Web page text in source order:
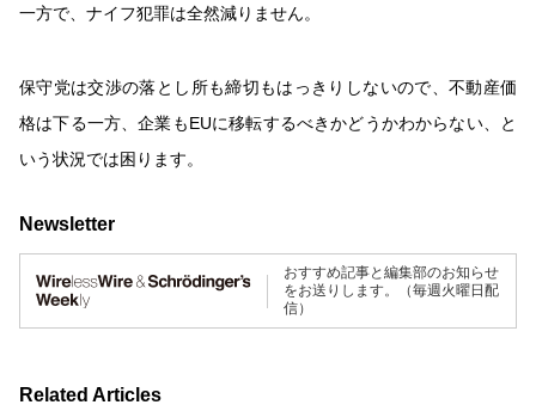
一方で、ナイフ犯罪は全然減りません。
保守党は交渉の落とし所も締切もはっきりしないので、不動産価
格は下る一方、企業もEUに移転するべきかどうかわからない、と
いう状況では困ります。
Newsletter
おすすめ記事と編集部のお知らせ
をお送りします。（毎週火曜日配
信）
Related Articles